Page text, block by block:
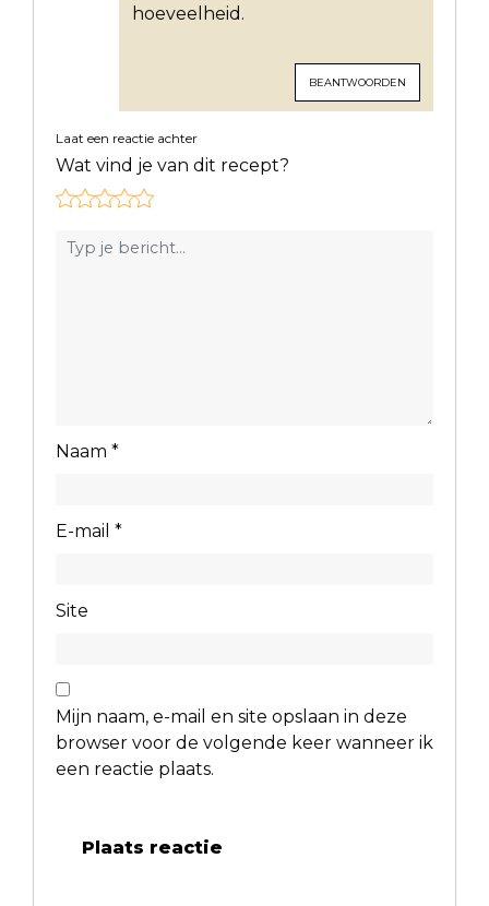
hoeveelheid.
BEANTWOORDEN
Laat een reactie achter
Wat vind je van dit recept?
Naam *
E-mail *
Site
Mijn naam, e-mail en site opslaan in deze
browser voor de volgende keer wanneer ik
een reactie plaats.